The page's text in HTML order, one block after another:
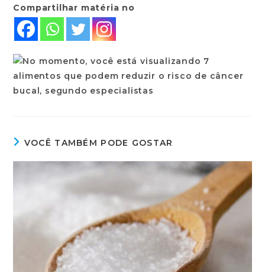
Compartilhar matéria no
VOCÊ TAMBÉM PODE GOSTAR